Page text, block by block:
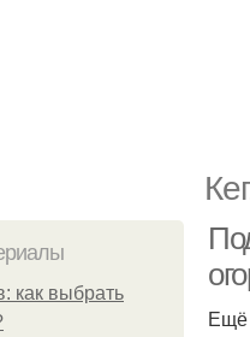
как выбрать
Ещё